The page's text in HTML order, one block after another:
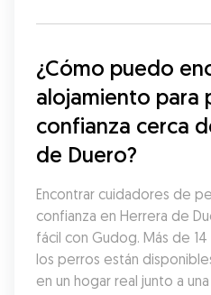
¿Cómo puedo
alojamiento para
confianza cerca
de Duero?
Encontrar cuidadores de
confianza en Herrera de
fácil con Gudog. Más de
los perros están
en un hogar real junto a